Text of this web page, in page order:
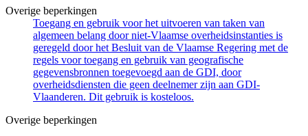
Overige beperkingen
Toegang en gebruik voor het uitvoeren van taken van
algemeen belang door niet-Vlaamse overheidsinstanties is
geregeld door het Besluit van de Vlaamse Regering met de
regels voor toegang en gebruik van geografische
gegevensbronnen toegevoegd aan de GDI, door
overheidsdiensten die geen deelnemer zijn aan GDI-
Vlaanderen. Dit gebruik is kosteloos.
Overige beperkingen